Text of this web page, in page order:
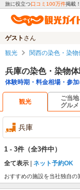
旅に役立つ口コミ100万件掲載！
ゲスト さん
観光 関西の染色・染物
兵庫の染色・染物
体験時期・料金相場・参
観光
ご当地
グルメ
兵庫
1 - 3件 （全3件中）
全て表示 ネット予約OK
おすすめの施設を当社独自の